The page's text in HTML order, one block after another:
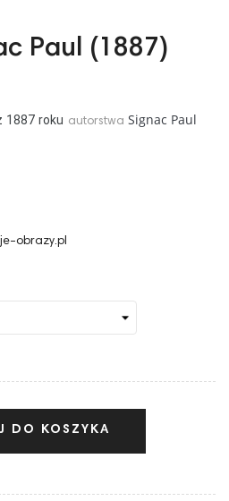
Paul (1887)
1887 roku autorstwa Signac Paul
obrazy.pl
DO KOSZYKA